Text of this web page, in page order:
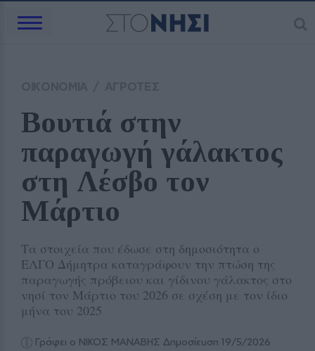
Βουτιά στην
παραγωγή γάλακτος
στη Λέσβο τον
Μάρτιο
Τα στοιχεία που έδωσε στη δημοσιότητα ο
ΕΛΓΟ Δήμητρα καταγράφουν την πτώση της
παραγωγής πρόβειου και γίδινου γάλακτος στο
νησί τον Μάρτιο του 2026 σε σχέση με τον ίδιο
μήνα του 2025
Γράφει ο ΝΙΚΟΣ ΜΑΝΑΒΗΣ Δημοσίευση 19/5/2026